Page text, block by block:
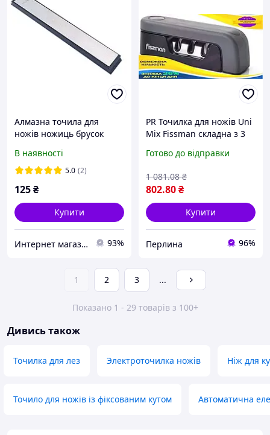
Алмазна точила для
ножів ножиць брусок
(373977341)
В наявності
5.0 (2)
125₴
Купити
Интернет магазин ''Опторг'' 93%
PR Точилка для ножів Uni
Mix Fissman складна з 3
заточування ножів з
Per33/R
Готово до відправки
802.80₴
1 081.08 ₴
Купити
Перлина 96%
1 2 3 ...
Показано 1 - 29 товарів з 100+
Дивись також
Точилка для лез Электроточилка ножів Ніж для
Точило для ножів із фіксованим кутом Автоматична